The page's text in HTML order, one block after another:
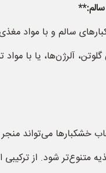
سالم و با مواد
آلرژن‌ها، یا با
خشکبارها می‌تواند منجر
متنوع‌تر شود. از ترکیبی